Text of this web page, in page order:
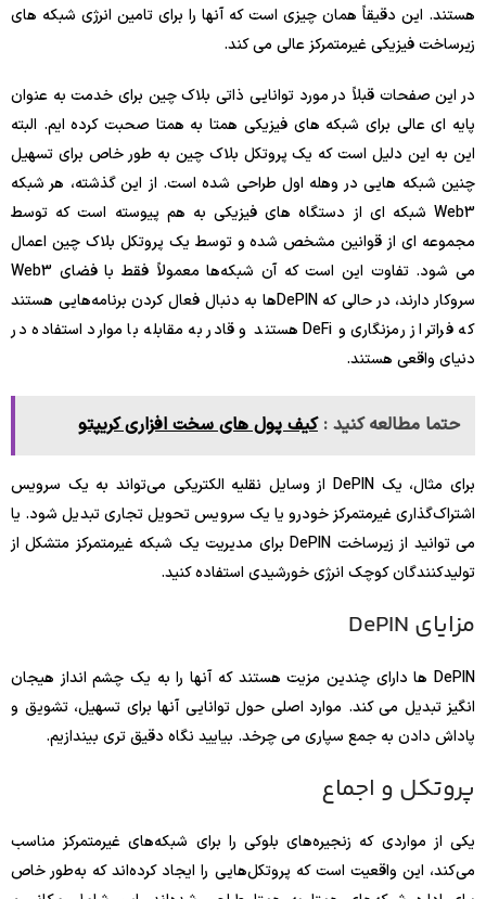
هستند. این دقیقاً همان چیزی است که آنها را برای تامین انرژی شبکه های
زیرساخت فیزیکی غیرمتمرکز عالی می کند.
در این صفحات قبلاً در مورد توانایی ذاتی بلاک چین برای خدمت به عنوان
پایه ای عالی برای شبکه های فیزیکی همتا به همتا صحبت کرده ایم. البته
این به این دلیل است که یک پروتکل بلاک چین به طور خاص برای تسهیل
چنین شبکه هایی در وهله اول طراحی شده است. از این گذشته، هر شبکه
Web3 شبکه ای از دستگاه های فیزیکی به هم پیوسته است که توسط
مجموعه ای از قوانین مشخص شده و توسط یک پروتکل بلاک چین اعمال
می شود. تفاوت این است که آن شبکه‌ها معمولاً فقط با فضای Web3
سروکار دارند، در حالی که DePIN‌ها به دنبال فعال کردن برنامه‌هایی هستند
که فراتر از رمزنگاری و DeFi هستند و قادر به مقابله با موارد استفاده در
دنیای واقعی هستند.
حتما مطالعه کنید : کیف پول های سخت افزاری کریپتو
برای مثال، یک DePIN از وسایل نقلیه الکتریکی می‌تواند به یک سرویس
اشتراک‌گذاری غیرمتمرکز خودرو یا یک سرویس تحویل تجاری تبدیل شود. یا
می توانید از زیرساخت DePIN برای مدیریت یک شبکه غیرمتمرکز متشکل از
تولیدکنندگان کوچک انرژی خورشیدی استفاده کنید.
مزایای DePIN
DePIN ها دارای چندین مزیت هستند که آنها را به یک چشم انداز هیجان
انگیز تبدیل می کند. موارد اصلی حول توانایی آنها برای تسهیل، تشویق و
پاداش دادن به جمع سپاری می چرخد. بیایید نگاه دقیق تری بیندازیم.
پروتکل و اجماع
یکی از مواردی که زنجیره‌های بلوکی را برای شبکه‌های غیرمتمرکز مناسب
می‌کند، این واقعیت است که پروتکل‌هایی را ایجاد کرده‌اند که به‌طور خاص